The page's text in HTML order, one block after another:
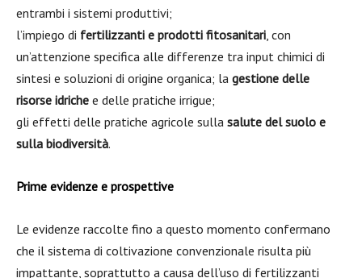
entrambi i sistemi produttivi;
l’impiego di fertilizzanti e prodotti fitosanitari, con
un’attenzione specifica alle differenze tra input chimici di
sintesi e soluzioni di origine organica; la gestione delle
risorse idriche e delle pratiche irrigue;
gli effetti delle pratiche agricole sulla salute del suolo e
sulla biodiversità.
Prime evidenze e prospettive
Le evidenze raccolte fino a questo momento confermano
che il sistema di coltivazione convenzionale risulta più
impattante, soprattutto a causa dell’uso di fertilizzanti